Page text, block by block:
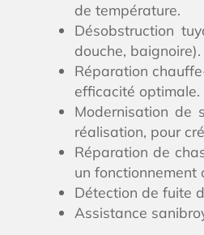
de température.
Désobstruction
douche, baignoire).
Réparation
efficacité optimale.
Modernisation de
réalisation, pour
Réparation de
un fonctionnement
Détection de fuite
Assistance